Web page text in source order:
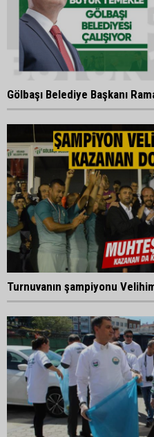
Gölbaşı Belediye Başkanı
Turnuvanın şampiyonu